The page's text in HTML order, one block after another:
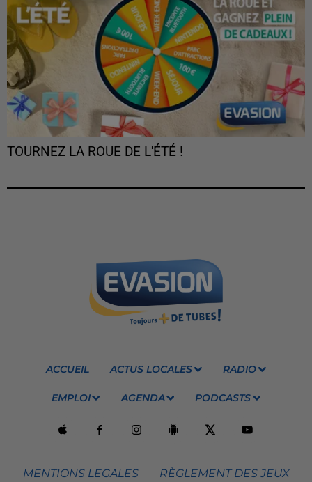
TOURNEZ LA ROUE DE L'ÉTÉ !
ACCUEIL ACTUS LOCALES RADIO
EMPLOI AGENDA PODCASTS
MENTIONS LEGALES RÈGLEMENT DES JEUX